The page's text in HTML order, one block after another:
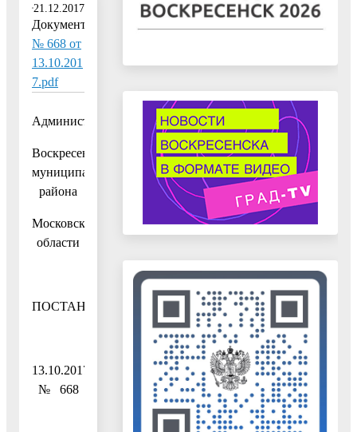
21.12.2017
Документ:
№ 668 от
13.10.201
7.pdf
Администрация
Воскресенского
муниципального
района
Московской
области
ПОСТАНОВЛЕНИЕ
13.10.2017
№ 668